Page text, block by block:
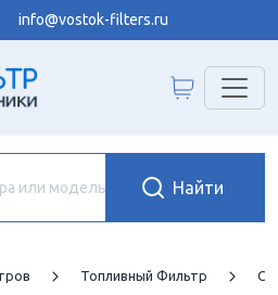
info@vostok-filters.ru
Топливный Фильтр